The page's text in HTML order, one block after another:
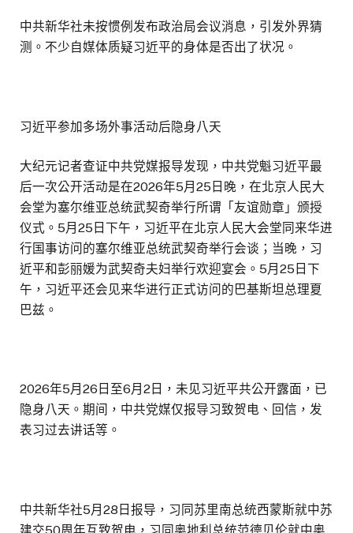
中共新华社未按惯例发布政治局会议消息，引发外界猜
测。不少自媒体质疑习近平的身体是否出了状况。
习近平参加多场外事活动后隐身八天
大纪元记者查证中共党媒报导发现，中共党魁习近平最
后一次公开活动是在2026年5月25日晚，在北京人民大
会堂为塞尔维亚总统武契奇举行所谓「友谊勋章」颁授
仪式。5月25日下午，习近平在北京人民大会堂同来华进
行国事访问的塞尔维亚总统武契奇举行会谈；当晚，习
近平和彭丽媛为武契奇夫妇举行欢迎宴会。5月25日下
午，习近平还会见来华进行正式访问的巴基斯坦总理夏
巴兹。
2026年5月26日至6月2日，未见习近平共公开露面，已
隐身八天。期间，中共党媒仅报导习致贺电、回信，发
表习过去讲话等。
中共新华社5月28日报导，习同苏里南总统西蒙斯就中苏
建交50周年互致贺电，习同奥地利总统范德贝伦就中奥